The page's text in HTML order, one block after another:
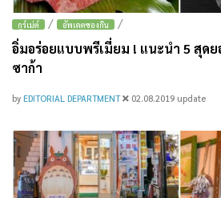
กูร์เม่ต์ / อัพเดตของกิน /
อิ่มอร่อยแบบพรีเมี่ยม ! แนะนำ 5 สุดย
ซาก้า
by EDITORIAL DEPARTMENT 02.08.2019 update